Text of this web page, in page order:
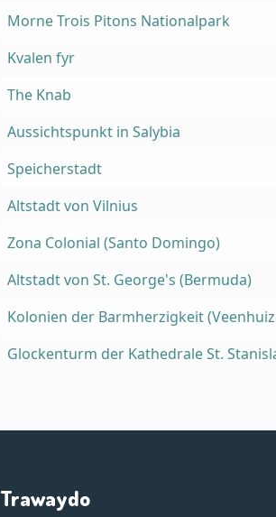
Morne Trois Pitons Nationalpark
Kvalen fyr
The Knab
Aussichtspunkt in Salybia
Speicherstadt
Altstadt von Vilnius
Zona Colonial (Santo Domingo)
Altstadt von St. George's (Bermuda)
Kolonien der Barmherzigkeit
Glockenturm der Kathedrale St.
Trawaydo